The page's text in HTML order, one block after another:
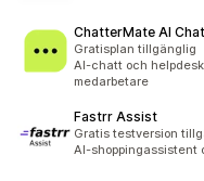
ChatterMate AI
Gratisplan tillgänglig
AI-chatt och
medarbetare
Fastrr Assist
Gratis testversion
AI-shoppingassistent